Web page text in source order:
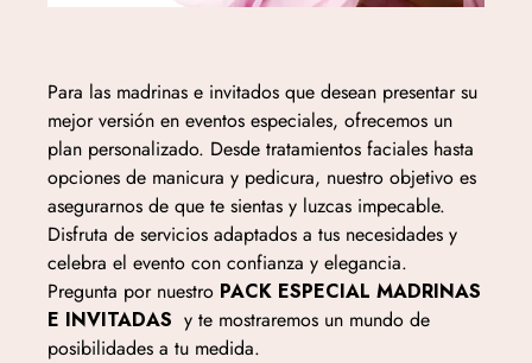
Para las madrinas e invitados que desean presentar su
mejor versión en eventos especiales, ofrecemos un
plan personalizado. Desde tratamientos faciales hasta
opciones de manicura y pedicura, nuestro objetivo es
asegurarnos de que te sientas y luzcas impecable.
Disfruta de servicios adaptados a tus necesidades y
celebra el evento con confianza y elegancia.
Pregunta por nuestro PACK ESPECIAL MADRINAS
E INVITADAS y te mostraremos un mundo de
posibilidades a tu medida.